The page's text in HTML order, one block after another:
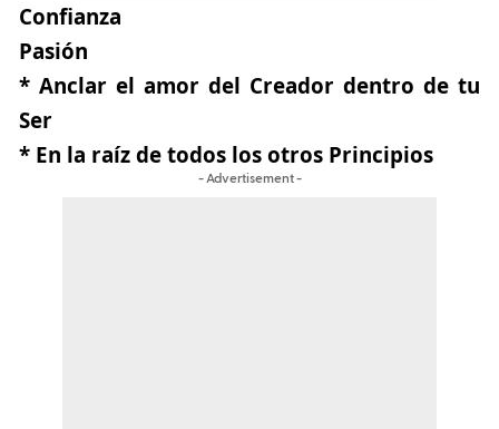
Confianza
Pasión
* Anclar el amor del Creador dentro de tu
Ser
* En la raíz de todos los otros Principios
- Advertisement -